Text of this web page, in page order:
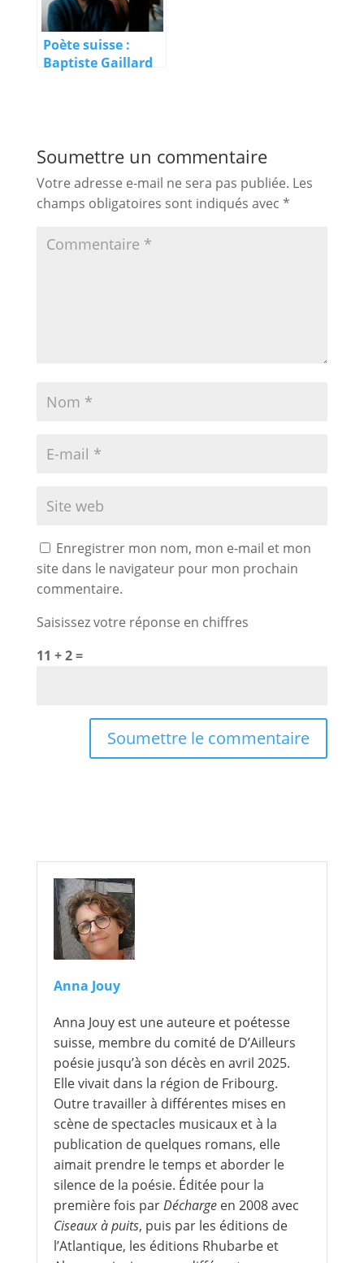
Poète suisse :
Baptiste Gaillard
Soumettre un commentaire
Votre adresse e-mail ne sera pas publiée. Les
champs obligatoires sont indiqués avec *
Enregistrer mon nom, mon e-mail et mon
site dans le navigateur pour mon prochain
commentaire.
Saisissez votre réponse en chiffres
11 + 2 =
Soumettre le commentaire
Anna Jouy
Anna Jouy est une auteure et poétesse
suisse, membre du comité de D’Ailleurs
poésie jusqu’à son décès en avril 2025.
Elle vivait dans la région de Fribourg.
Outre travailler à différentes mises en
scène de spectacles musicaux et à la
publication de quelques romans, elle
aimait prendre le temps et aborder le
silence de la poésie. Éditée pour la
première fois parDéchargeen 2008 avec
Ciseaux à puits, puis par les éditions de
l’Atlantique, les éditions Rhubarbe et